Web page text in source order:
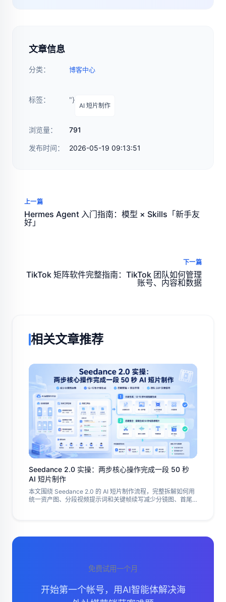
文章信息
分类： 博客中心
标签： "}
AI 短片制作
浏览量： 791
发布时间： 2026-05-19 09:13:51
上一篇
Hermes Agent 入门指南：模型 × Skills「新手友
好」
下一篇
TikTok 矩阵软件完整指南：TikTok 团队如何管理
账号、内容和数据
相关文章推荐
Seedance 2.0 实操：两步核心操作完成一段 50 秒
AI 短片制作
本文围绕 Seedance 2.0 的 AI 短片制作流程，完整拆解如何用
统一资产图、分段视频提示词和关键帧续写减少分镜图、首尾
免费试用一个月
开始第一个帐号，用AI智能体解决海